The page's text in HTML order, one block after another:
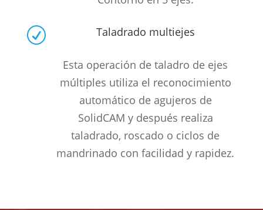
R Taladrado multiejes
Esta operación de taladro de ejes
múltiples utiliza el reconocimiento
automático de agujeros de
SolidCAM y después realiza
taladrado, roscado o ciclos de
mandrinado con facilidad y rapidez.